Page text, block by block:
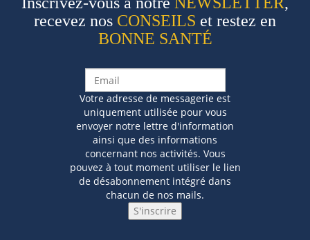
recevez nos CONSEILS et restez en
BONNE SANTÉ
Votre adresse de messagerie est
uniquement utilisée pour vous
envoyer notre lettre d'information
ainsi que des informations
concernant nos activités. Vous
pouvez à tout moment utiliser le lien
de désabonnement intégré dans
chacun de nos mails.